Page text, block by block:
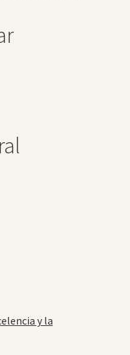
y la